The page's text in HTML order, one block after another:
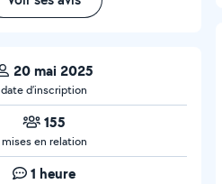
20 mai 2025
date d’inscription
155
mises en relation
1 heure